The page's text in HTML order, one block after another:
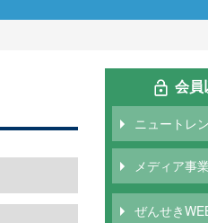
会員
ニュートレ
メディア事業
ぜんせき